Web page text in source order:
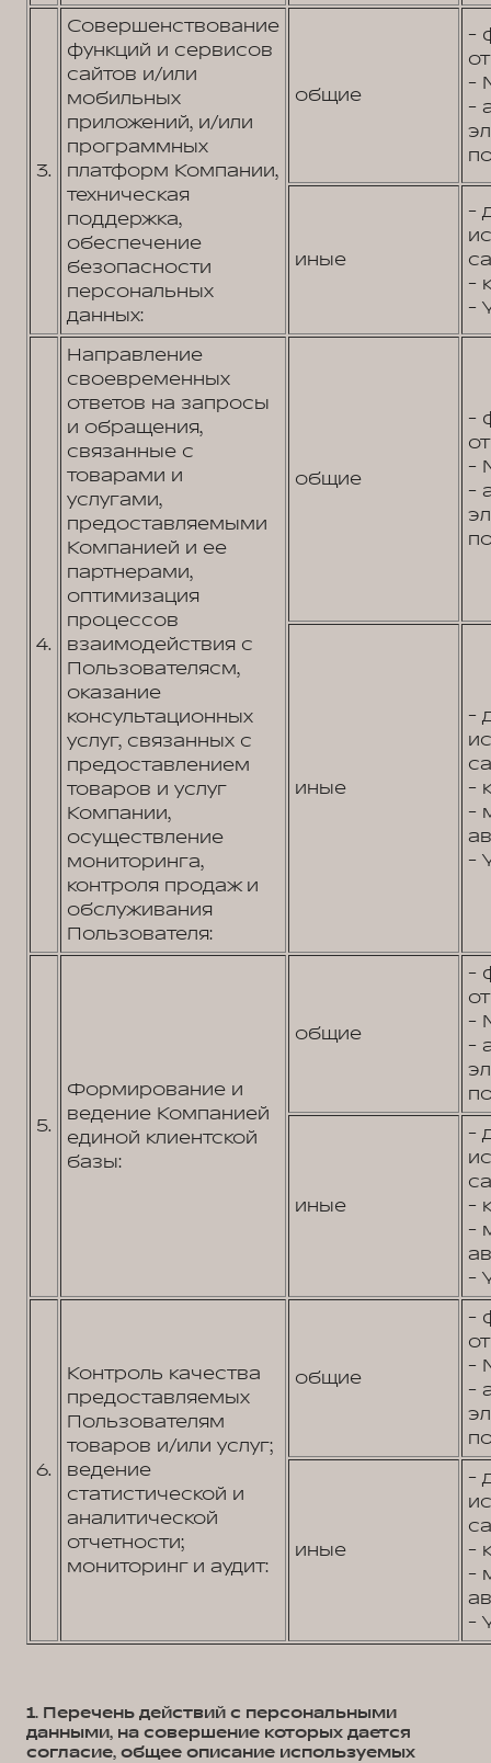
3.
Совершенствование
функций и сервисов
сайтов и/или
мобильных
приложений, и/или
программных
платформ Компании,
техническая
поддержка,
обеспечение
безопасности
персональных
данных:
общие
-
-
-
иные
-
-
-
4.
Направление
своевременных
ответов на запросы
и обращения,
связанные с
товарами и
услугами,
предоставляемыми
Компанией и ее
партнерами,
оптимизация
процессов
взаимодействия с
Пользователясм,
оказание
консультационных
услуг, связанных с
предоставлением
товаров и услуг
Компании,
осуществление
мониторинга,
контроля продаж и
обслуживания
Пользователя:
общие
-
-
-
иные
-
-
-
-
5.
Формирование и
ведение Компанией
единой клиентской
базы:
общие
-
-
-
иные
-
-
-
-
6.
Контроль качества
предоставляемых
Пользователям
товаров и/или услуг;
ведение
статистической и
аналитической
отчетности;
мониторинг и аудит:
общие
-
-
-
иные
-
-
-
-
1. Перечень действий с персональными
данными, на совершение которых дается
согласие, общее описание используемых